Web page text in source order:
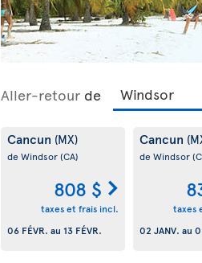
Aller-retour de
Cancun (MX)
de Windsor(CA)
808 $
taxes et frais incl.
06 FÉVR. au 13 FÉVR.
Cancun
de Windsor
taxes
02 JANV. au